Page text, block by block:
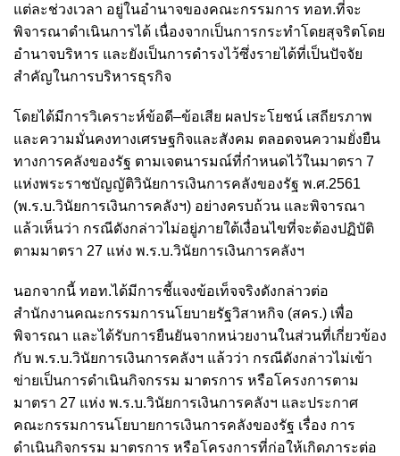
แต่ละช่วงเวลา อยู่ในอำนาจของคณะกรรมการ ทอท.ที่จะ
พิจารณาดำเนินการได้ เนื่องจากเป็นการกระทำโดยสุจริตโดย
อำนาจบริหาร และยังเป็นการดำรงไว้ซึ่งรายได้ที่เป็นปัจจัย
สำคัญในการบริหารธุรกิจ
โดยได้มีการวิเคราะห์ข้อดี–ข้อเสีย ผลประโยชน์ เสถียรภาพ
และความมั่นคงทางเศรษฐกิจและสังคม ตลอดจนความยั่งยืน
ทางการคลังของรัฐ ตามเจตนารมณ์ที่กำหนดไว้ในมาตรา 7
แห่งพระราชบัญญัติวินัยการเงินการคลังของรัฐ พ.ศ.2561
(พ.ร.บ.วินัยการเงินการคลังฯ) อย่างครบถ้วน และพิจารณา
แล้วเห็นว่า กรณีดังกล่าวไม่อยู่ภายใต้เงื่อนไขที่จะต้องปฏิบัติ
ตามมาตรา 27 แห่ง พ.ร.บ.วินัยการเงินการคลังฯ
นอกจากนี้ ทอท.ได้มีการชี้แจงข้อเท็จจริงดังกล่าวต่อ
สำนักงานคณะกรรมการนโยบายรัฐวิสาหกิจ (สคร.) เพื่อ
พิจารณา และได้รับการยืนยันจากหน่วยงานในส่วนที่เกี่ยวข้อง
กับ พ.ร.บ.วินัยการเงินการคลังฯ แล้วว่า กรณีดังกล่าวไม่เข้า
ข่ายเป็นการดำเนินกิจกรรม มาตรการ หรือโครงการตาม
มาตรา 27 แห่ง พ.ร.บ.วินัยการเงินการคลังฯ และประกาศ
คณะกรรมการนโยบายการเงินการคลังของรัฐ เรื่อง การ
ดำเนินกิจกรรม มาตรการ หรือโครงการที่ก่อให้เกิดภาระต่อ